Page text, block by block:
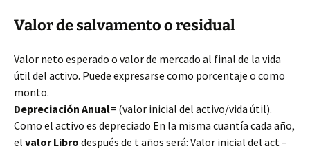
Valor de salvamento o residual
Valor neto esperado o valor de mercado al final de la vida
útil del activo. Puede expresarse como porcentaje o como
monto.
Depreciación Anual= (valor inicial del activo/vida útil).
Como el activo es depreciado En la misma cuantía cada año,
el valor Libro después de t años será: Valor inicial del act –